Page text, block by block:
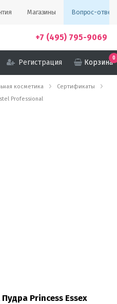
Магазины Вопрос-ответ
+7 (495) 795-9069
Регистрация Корзина
0
косметика
Сертификаты
Professional
Princess Essex